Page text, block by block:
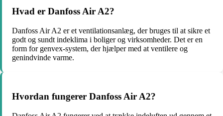
Hvad er Danfoss Air A2?
Danfoss Air A2 er et ventilationsanlæg, der bruges til at sikre et
godt og sundt indeklima i boliger og virksomheder. Det er en
form for genvex-system, der hjælper med at ventilere og
genindvinde varme.
Hvordan fungerer Danfoss Air A2?